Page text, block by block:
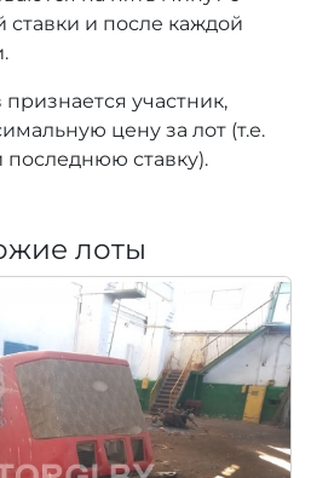
ставки и после каждой
участник,
цену за лот (т.е.
последнюю ставку).
лоты